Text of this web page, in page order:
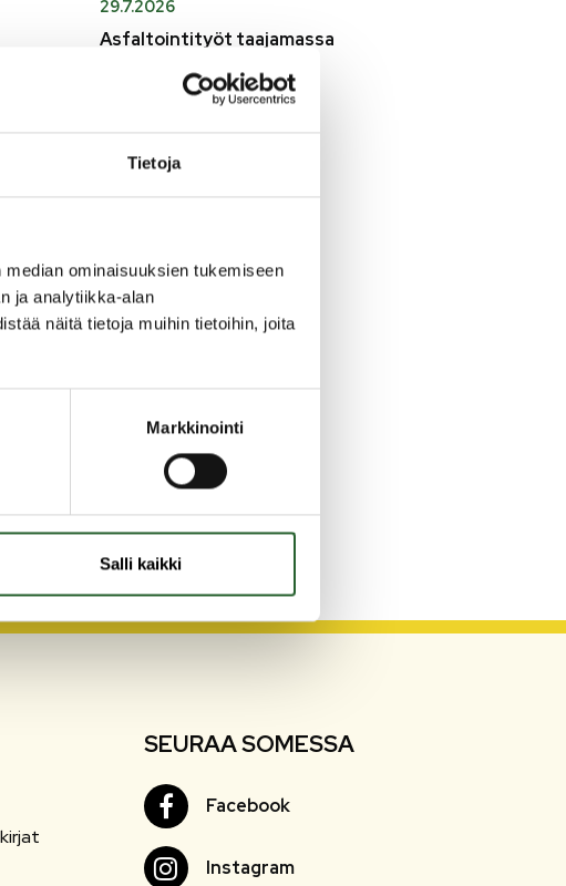
Tietoja
ominaisuuksien tukemiseen
ja analytiikka-alan
näitä tietoja muihin tietoihin, joita
Markkinointi
Salli kaikki
29.7.2026
Asfaltointityöt taajamassa
KATSO KAIKKI
SEURAA SOMESSA
FacebookFacebook
InstagramInstagram